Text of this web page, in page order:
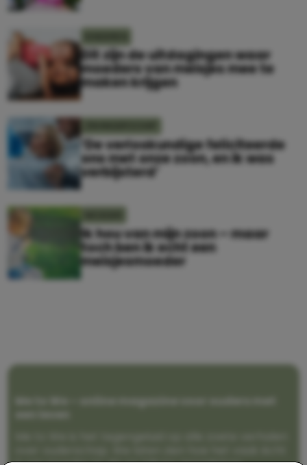
Dit zijn de uitdagingen waar
moeders van meisjes mee te
maken krijgen
‘De verloskundige feliciteerde
ons met onze zoon, en ik was
verbijsterd’
Ik hou van mijn zoon – maar
toch ben ik echt een
meisjesmoeder
Me to We – online magazine voor ouders met